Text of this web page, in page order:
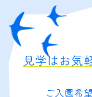
見学はお気
ご入園希